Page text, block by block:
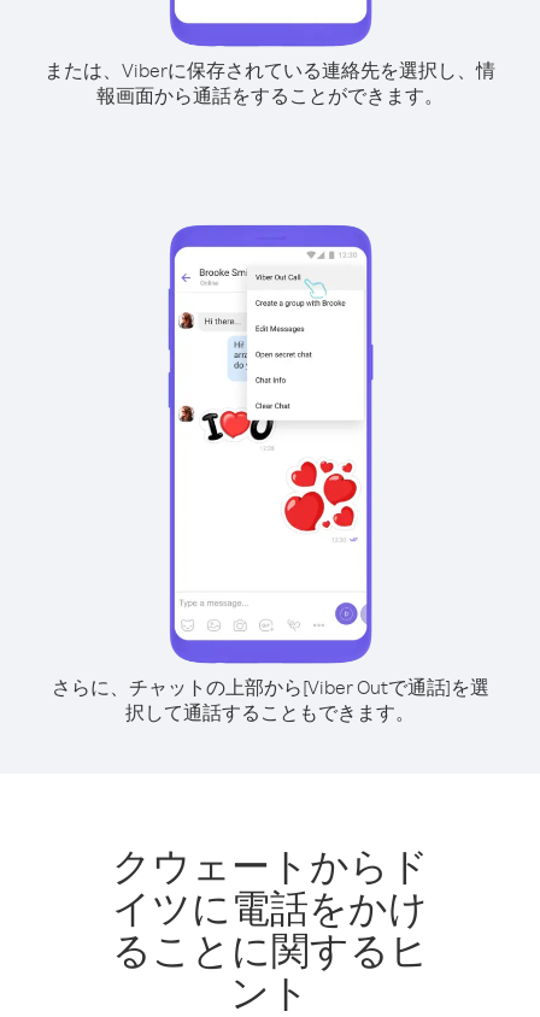
または、Viberに保存されている連絡先を選択し、情
報画面から通話をすることができます。
さらに、チャットの上部から[Viber Outで通話]を選
択して通話することもできます。
クウェートからド
イツに電話をかけ
ることに関するヒ
ント